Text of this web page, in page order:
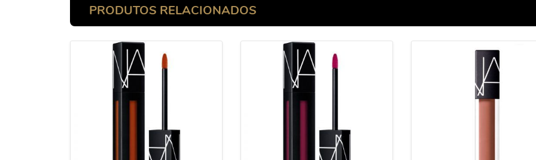
PRODUTOS RELACIONADOS